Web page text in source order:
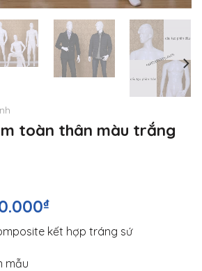
toàn thân màu trắng
₫Giá
hiện
tại
kết hợp tráng sứ
mẫu